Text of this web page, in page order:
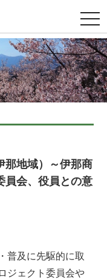
t
o
g
g
l
e
n
a
v
i
t
那地域）～伊那商
員会、役員との意
普及に先駆的に取
ジェクト委員会や